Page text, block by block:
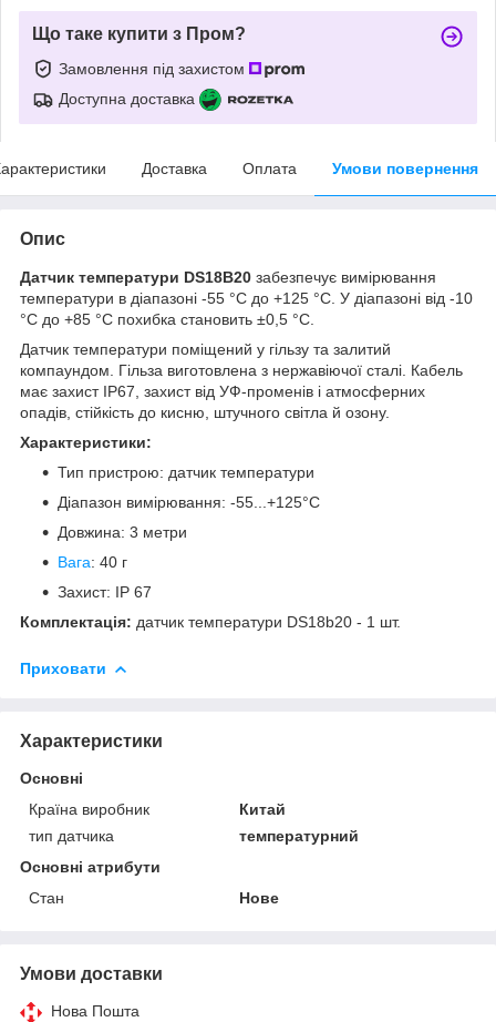
Що таке купити з Пром?
Замовлення під захистом
Доступна доставка
Доставка Оплата Умови повернення
Опис
Датчик температури DS18B20 забезпечує вимірювання
температури в діапазоні -55 °C до +125 °C. У діапазоні від -10
°C до +85 °C похибка становить ±0,5 °C.
Датчик температури поміщений у гільзу та залитий
компаундом. Гільза виготовлена з нержавіючої сталі. Кабель
має захист IP67, захист від УФ-променів і атмосферних
опадів, стійкість до кисню, штучного світла й озону.
Характеристики:
Тип пристрою: датчик температури
Діапазон вимірювання: -55...+125°C
Довжина: 3 метри
Вага: 40 г
Захист: IP 67
Комплектація: датчик температури DS18b20 - 1 шт.
Приховати
Характеристики
Основні
Країна виробник
Китай
тип датчика
температурний
Основні атрибути
Стан
Нове
Умови доставки
Нова Пошта